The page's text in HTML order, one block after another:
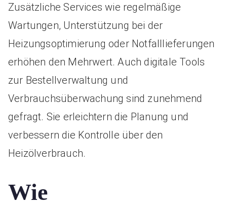
Zusätzliche Services wie regelmäßige
Wartungen, Unterstützung bei der
Heizungsoptimierung oder Notfalllieferungen
erhöhen den Mehrwert. Auch digitale Tools
zur Bestellverwaltung und
Verbrauchsüberwachung sind zunehmend
gefragt. Sie erleichtern die Planung und
verbessern die Kontrolle über den
Heizölverbrauch.
Wie